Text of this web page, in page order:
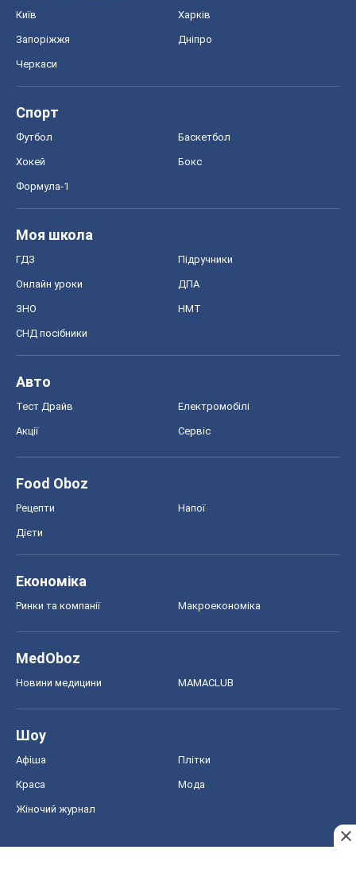
Київ Харків
Запоріжжя Дніпро
Черкаси
Спорт
Футбол Баскетбол
Хокей Бокс
Формула-1
Моя школа
ГДЗ Підручники
Онлайн уроки ДПА
ЗНО НМТ
СНД посібники
Авто
Тест Драйв Електромобілі
Акції Сервіс
Food Oboz
Рецепти Напої
Дієти
Економіка
Ринки та компанії Макроекономіка
MedOboz
Новини медицини MAMACLUB
Шоу
Афіша Плітки
Краса Мода
Жіночий журнал